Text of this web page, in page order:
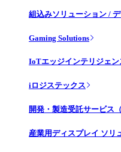
組込みソリューション /
Gaming Solutions
IoTエッジインテリジェ
iロジステックス
開発・製造受託サービス（
産業用ディスプレイ ソリ